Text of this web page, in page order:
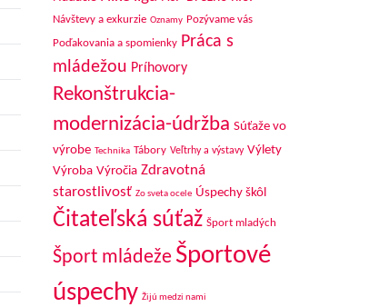
Návštevy a exkurzie Oznamy Pozývame vás
Poďakovania a spomienky Práca s
mládežou Príhovory
Rekonštrukcia-
modernizácia-údržba Súťaže vo
výrobe Technika Tábory Veľtrhy a výstavy Výlety
Výroba Výročia Zdravotná
starostlivosť Zo sveta ocele Úspechy škôl
Čitateľská súťaž Šport mladých
Šport mládeže Športové
úspechy Žijú medzi nami